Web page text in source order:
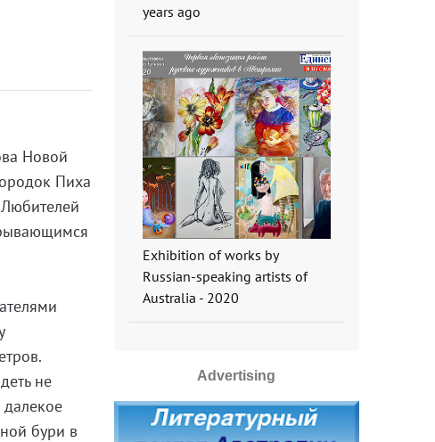
Новой
Пиха
не
бури в
years ago
Exhibition of works by
Russian-speaking artists of
Australia - 2020
Advertising